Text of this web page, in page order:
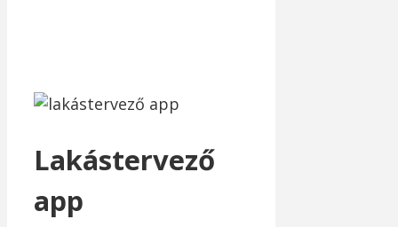
Lakástervező
app